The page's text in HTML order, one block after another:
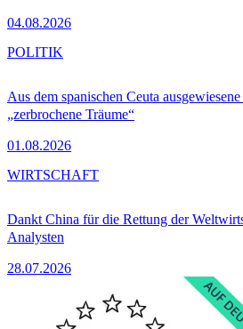
04.08.2026
Aus dem spanischen Ceuta
„zerbrochene Träume“
01.08.2026
POLITIK
Dankt China für die Rettung der
Analysten
28.07.2026
WIRTSCHAFT